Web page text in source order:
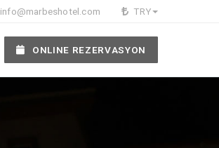
info@marbeshotel.com TRY
ONLINE REZERVASYON